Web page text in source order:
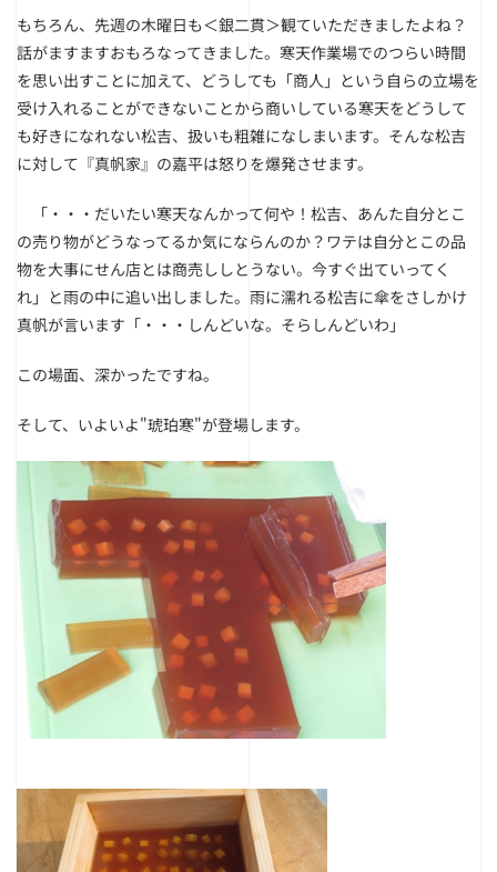
もちろん、先週の木曜日も＜銀二貫＞観ていただきましたよね？
話がますますおもろなってきました。寒天作業場でのつらい時間
を思い出すことに加えて、どうしても「商人」という自らの立場を
受け入れることができないことから商いしている寒天をどうして
も好きになれない松吉、扱いも粗雑になしまいます。そんな松吉
に対して『真帆家』の嘉平は怒りを爆発させます。
「・・・だいたい寒天なんかって何や！松吉、あんた自分とこ
の売り物がどうなってるか気にならんのか？ワテは自分とこの品
物を大事にせん店とは商売ししとうない。今すぐ出ていってく
れ」と雨の中に追い出しました。雨に濡れる松吉に傘をさしかけ
真帆が言います「・・・しんどいな。そらしんどいわ」
この場面、深かったですね。
そして、いよいよ"琥珀寒"が登場します。